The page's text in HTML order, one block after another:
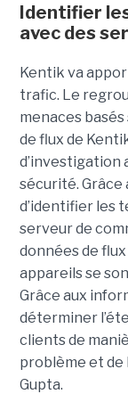
Identifier
avec des
Kentik va
trafic. Le
menaces basés
de flux de
d’investigation
sécurité. Grâce
d’identifier les
serveur de
données de
appareils se
Grâce aux
déterminer
clients de
problème et de
Gupta.